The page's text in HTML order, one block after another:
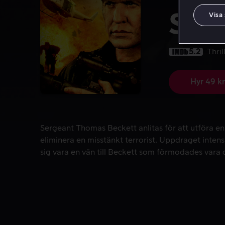
5.2
Hyr 49 kr
Sergeant Thomas Beckett anlitas för att utföra
Sergeant Thomas Beckett anlitas för att utföra
eliminera en misstänkt terrorist. Uppdraget
sig vara en vän till Beckett som förmodades vara
Visa